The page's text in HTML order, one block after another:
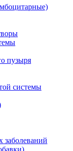
пузыря
системы
заболеваний